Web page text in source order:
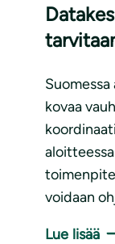
kovaa
voidaan
Lue lisää